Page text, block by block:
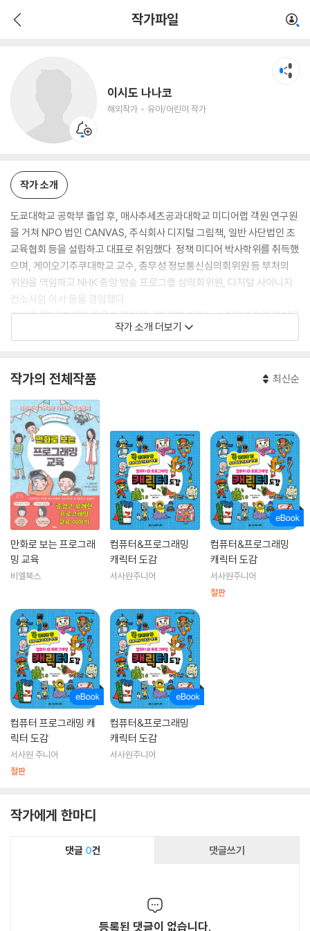
작가파일
이시도 나나코
해외작가 유아/어린이 작가
유아/어린이 작가
작가 소개
도쿄대학교 공학부 졸업 후, 매사추세츠공과대학교 미디어랩 객원 연구원
을 거쳐 NPO 법인 CANVAS, 주식회사 디지털 그림책, 일반 사단법인 초
교육협회 등을 설립하고 대표로 취임했다. 정책 미디어 박사학위를 취득했
으며, 게이오기주쿠대학교 교수, 총무성 정보통신심의회위원 등 부처의
위원을 역임하고 NHK 중앙 방송 프로그램 심의회위원, 디지털 사이니지
컨소시엄 이사 등을 겸임했다.
저서로 《프로그래밍 교육이 뭐야?》, 《똑똑한 아이는 스마트폰으로 무엇을
하는가》가 있고 《만화로 부모와 아이가 배우는 프로그래밍 교육》 등 다수
작가 소개 더보기
작가의 전체작품 최신순
만화로 보는 프로그래
밍 교육
비엘북스
컴퓨터&프로그래밍
캐릭터 도감
서사원주니어
컴퓨터&프로그래밍
캐릭터 도감
서사원주니어
절판
컴퓨터 프로그래밍 캐
릭터 도감
서사원 주니어
절판
컴퓨터&프로그래밍
캐릭터 도감
서사원주니어
작가에게 한마디
댓글 0건 댓글쓰기
등록된 댓글이 없습니다.